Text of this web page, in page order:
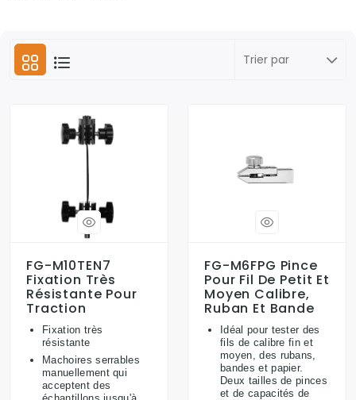
FG-M10TEN7
Fixation Très
Résistante Pour
Traction
Fixation très
résistante
Machoires serrables
manuellement qui
acceptent des
FG-M6FPG Pince
Pour Fil De Petit Et
Moyen Calibre,
Ruban Et Bande
Idéal pour tester des
fils de calibre fin et
moyen, des rubans,
bandes et papier.
Deux tailles de pinces
et de capacités de